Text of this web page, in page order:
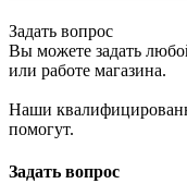
Задать вопрос
Вы можете задать
или работе магазина.
Наши
помогут.
Задать вопрос